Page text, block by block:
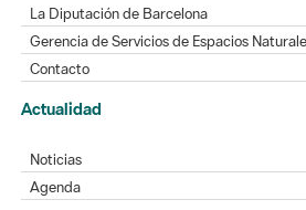
Actualidad
Noticias
Agenda
Directorio de contacto